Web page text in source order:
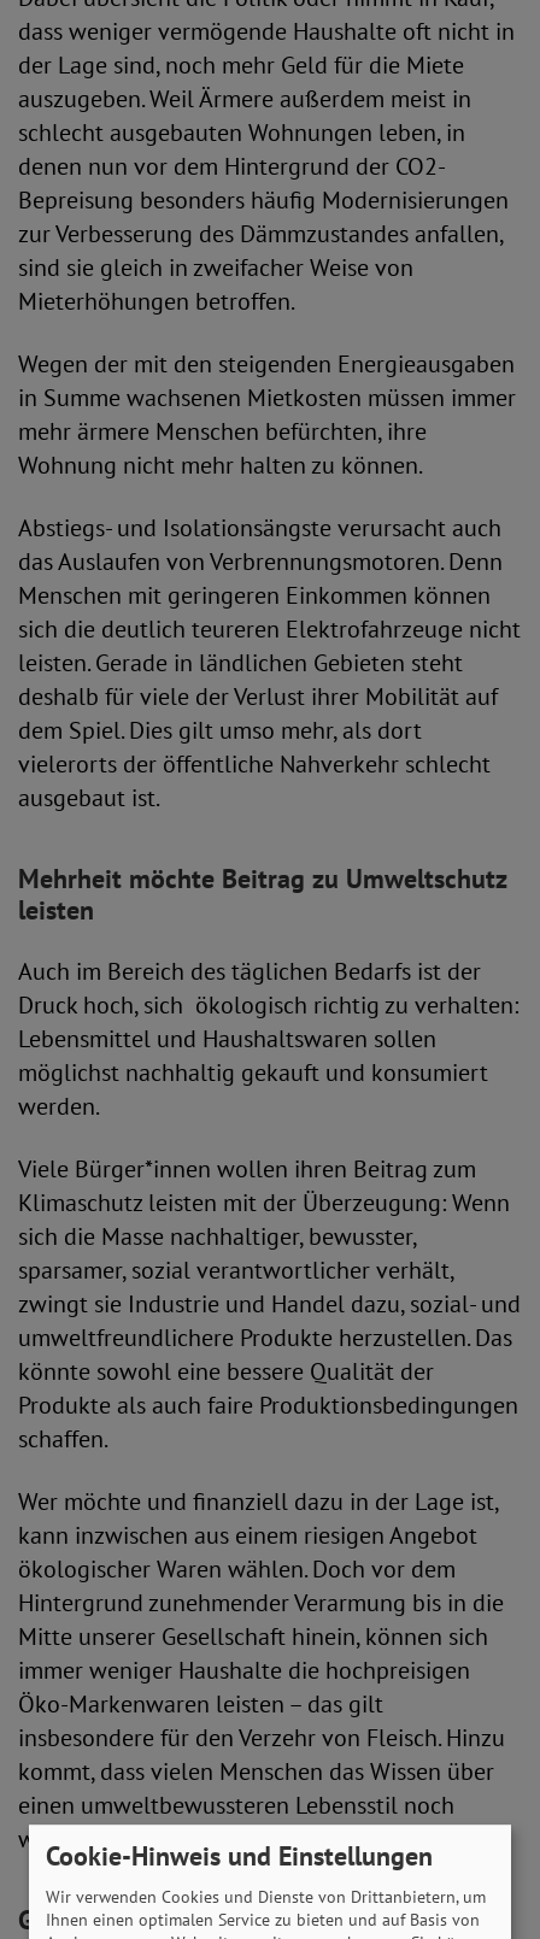
dass weniger vermögende Haushalte oft nicht in
der Lage sind, noch mehr Geld für die Miete
auszugeben. Weil Ärmere außerdem meist in
schlecht ausgebauten Wohnungen leben, in
denen nun vor dem Hintergrund der CO2-
Bepreisung besonders häufig Modernisierungen
zur Verbesserung des Dämmzustandes anfallen,
sind sie gleich in zweifacher Weise von
Mieterhöhungen betroffen.
Wegen der mit den steigenden Energieausgaben
in Summe wachsenen Mietkosten müssen immer
mehr ärmere Menschen befürchten, ihre
Wohnung nicht mehr halten zu können.
Abstiegs- und Isolationsängste verursacht auch
das Auslaufen von Verbrennungsmotoren. Denn
Menschen mit geringeren Einkommen können
sich die deutlich teureren Elektrofahrzeuge nicht
leisten. Gerade in ländlichen Gebieten steht
deshalb für viele der Verlust ihrer Mobilität auf
dem Spiel. Dies gilt umso mehr, als dort
vielerorts der öffentliche Nahverkehr schlecht
ausgebaut ist.
Mehrheit möchte Beitrag zu Umweltschutz
leisten
Auch im Bereich des täglichen Bedarfs ist der
Druck hoch, sich ökologisch richtig zu verhalten:
Lebensmittel und Haushaltswaren sollen
möglichst nachhaltig gekauft und konsumiert
werden.
Viele Bürger*innen wollen ihren Beitrag zum
Klimaschutz leisten mit der Überzeugung: Wenn
sich die Masse nachhaltiger, bewusster,
sparsamer, sozial verantwortlicher verhält,
zwingt sie Industrie und Handel dazu, sozial- und
umweltfreundlichere Produkte herzustellen. Das
könnte sowohl eine bessere Qualität der
Produkte als auch faire Produktionsbedingungen
schaffen.
Wer möchte und finanziell dazu in der Lage ist,
kann inzwischen aus einem riesigen Angebot
ökologischer Waren wählen. Doch vor dem
Hintergrund zunehmender Verarmung bis in die
Mitte unserer Gesellschaft hinein, können sich
immer weniger Haushalte die hochpreisigen
Öko-Markenwaren leisten – das gilt
insbesondere für den Verzehr von Fleisch. Hinzu
kommt, dass vielen Menschen das Wissen über
einen umweltbewussteren Lebensstil noch
weitgehend fehlt.
Gelingen der Klimawende nicht nur ins
Cookie-Hinweis und Einstellungen
Wir verwenden Cookies und Dienste von Drittanbietern, um
Ihnen einen optimalen Service zu bieten und auf Basis von